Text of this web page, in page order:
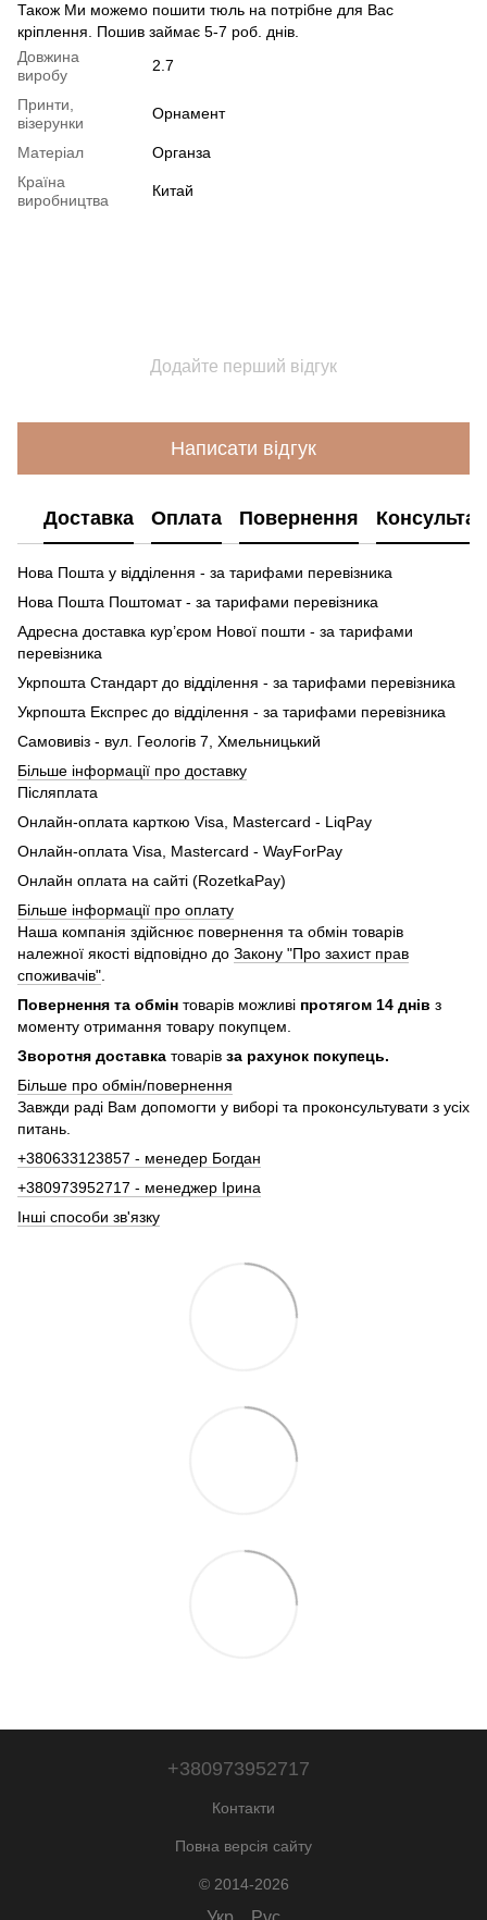
Також Ми можемо пошити тюль на потрібне для Вас
кріплення. Пошив займає 5-7 роб. днів.
Довжина
виробу
2.7
Принти,
візерунки
Орнамент
Матеріал
Органза
Країна
виробництва
Китай
Додайте перший відгук
Написати відгук
Доставка Оплата Повернення
Нова Пошта у відділення - за тарифами перевізника
Нова Пошта Поштомат - за тарифами перевізника
Адресна доставка кур’єром Нової пошти - за тарифами
перевізника
Укрпошта Стандарт до відділення - за тарифами перевізника
Укрпошта Експрес до відділення - за тарифами перевізника
Самовивіз - вул. Геологів 7, Хмельницький
Більше інформації про доставку
Післяплата
Онлайн-оплата карткою Visa, Mastercard - LiqPay
Онлайн-оплата Visa, Mastercard - WayForPay
Онлайн оплата на сайті (RozetkaPay)
Більше інформації про оплату
Наша компанія здійснює повернення та обмін товарів
належної якості відповідно до Закону "Про захист прав
споживачів".
Повернення та обмін товарів можливі протягом 14 днів з
моменту отримання товару покупцем.
Зворотня доставка товарів за рахунок покупець.
Більше про обмін/повернення
Завжди раді Вам допомогти у виборі та проконсультувати з усіх
питань.
+380633123857 - менедер Богдан
+380973952717 - менеджер Ірина
Інші способи зв'язку
+380973952717
Контакти
Повна версія сайту
© 2014-2026